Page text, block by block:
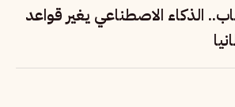
الذكاء الاصطناعي يغير قواعد